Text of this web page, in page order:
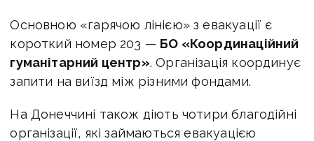
Основною «гарячою лінією» з евакуації є
короткий номер 203 — БО «Координаційний
гуманітарний центр». Організація координує
запити на виїзд між різними фондами.
На Донеччині також діють чотири благодійні
організації, які займаються евакуацією